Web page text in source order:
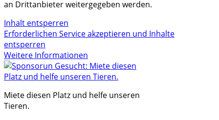
an Drittanbieter weitergegeben werden.
Inhalt entsperren
Erforderlichen Service akzeptieren und Inhalte
entsperren
Weitere Informationen
Miete diesen Platz und helfe unseren
Tieren.